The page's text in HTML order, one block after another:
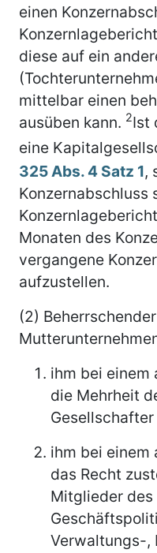
einen
diese auf ein
mittelbar einen
ausüben kann. 2Ist
eine
325 Abs. 4 Satz 1,
Konzernabschluss
Monaten des
vergangene
aufzustellen.
(2)
ihm bei einem
die Mehrheit
ihm bei einem
das Recht
Mitglieder des
Verwaltungs-,